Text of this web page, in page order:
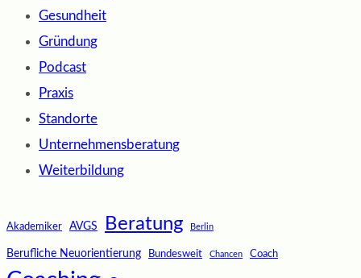
Gesundheit
Gründung
Podcast
Praxis
Standorte
Unternehmensberatung
Weiterbildung
Akademiker AVGS Beratung Berlin
Berufliche Neuorientierung Bundesweit Chancen Coach